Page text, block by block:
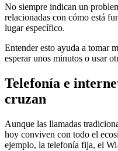
No siempre indican un
relacionadas con cómo está
lugar específico.
Entender esto ayuda a tomar
esperar unos minutos o usar
Telefonía e
cruzan
Aunque las llamadas
hoy conviven con todo el
ejemplo, la telefonía fija, el